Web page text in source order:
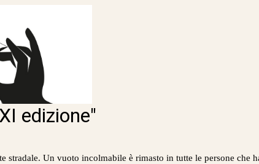
edizione"
Un vuoto incolmabile è rimasto in tutte le persone che